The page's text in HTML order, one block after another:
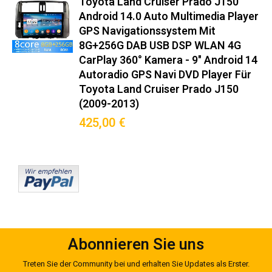
Einbaukompatibilität‌ 100%
passgenau für Toyota Land Cruiser
Prado 150 (J150) (2009–2013):
Hochwertige Integration für Ihr
Fahrzeug und volle
Systemkompatibilität.
Mitgelieferter Montagerahmen in Wagenfarbe
Keine Modifikationen am Armaturenbrett nötig
Wireless Android Auto™/CarPlay™ (5GHz WiFi)
Android 14.0 Auto Multimedia Player
GPS Navigationssystem Mit
8G+256G DAB USB DSP WLAN 4G
CarPlay 360° Kamera - 9" Android 14
Autoradio GPS Navi DVD Player Für
Toyota Land Cruiser Prado J150
(2009-2013)
425,00 €
Abonnieren Sie uns
Treten Sie der Community bei und erhalten Sie Updates als Erster.